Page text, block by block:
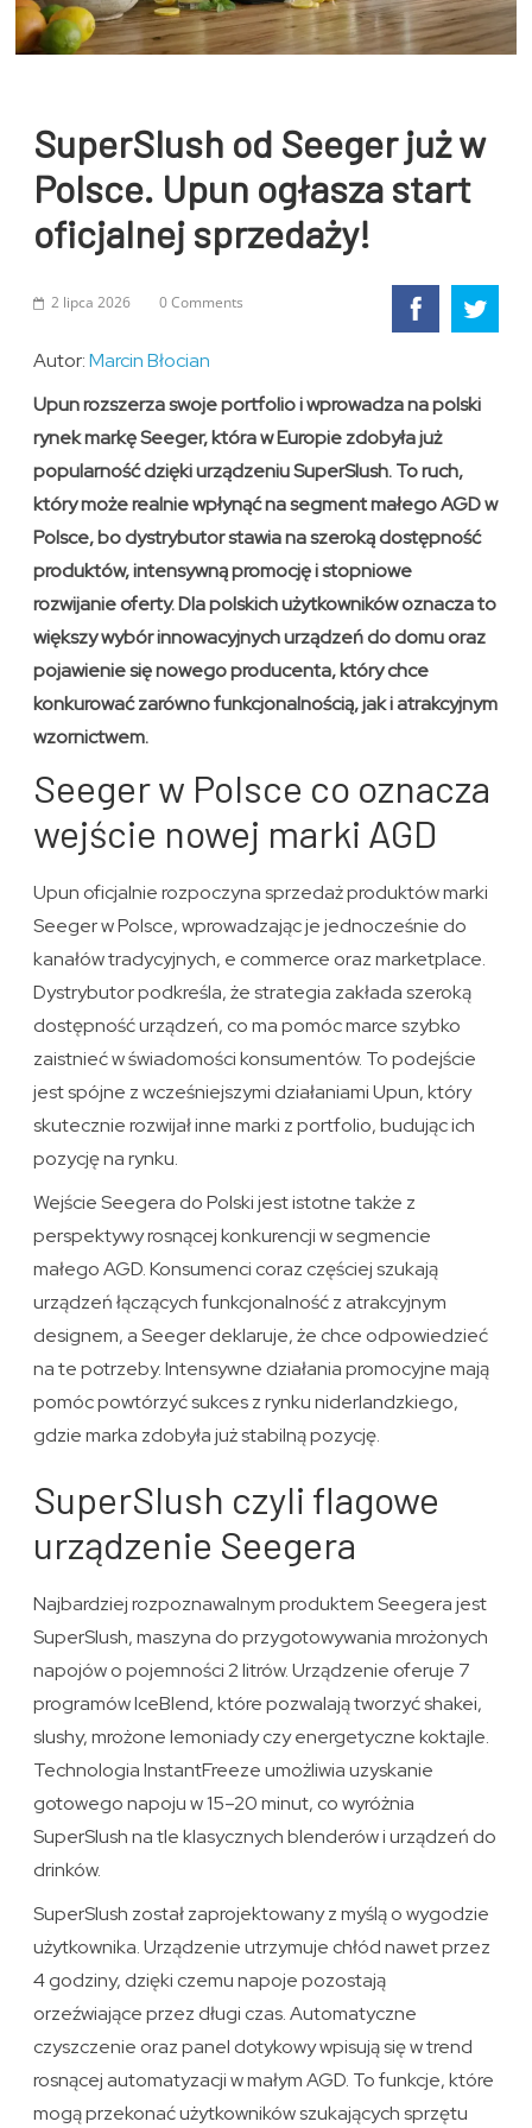
SuperSlush od Seeger już w
Polsce. Upun ogłasza start
oficjalnej sprzedaży!
2 lipca 2026 0 Comments
Autor:Marcin Błocian
Upun rozszerza swoje portfolio i wprowadza na polski
rynek markę Seeger, która w Europie zdobyła już
popularność dzięki urządzeniu SuperSlush. To ruch,
który może realnie wpłynąć na segment małego AGD w
Polsce, bo dystrybutor stawia na szeroką dostępność
produktów, intensywną promocję i stopniowe
rozwijanie oferty. Dla polskich użytkowników oznacza to
większy wybór innowacyjnych urządzeń do domu oraz
pojawienie się nowego producenta, który chce
konkurować zarówno funkcjonalnością, jak i atrakcyjnym
wzornictwem.
Seeger w Polsce co oznacza
wejście nowej marki AGD
Upun oficjalnie rozpoczyna sprzedaż produktów marki
Seeger w Polsce, wprowadzając je jednocześnie do
kanałów tradycyjnych, e commerce oraz marketplace.
Dystrybutor podkreśla, że strategia zakłada szeroką
dostępność urządzeń, co ma pomóc marce szybko
zaistnieć w świadomości konsumentów. To podejście
jest spójne z wcześniejszymi działaniami Upun, który
skutecznie rozwijał inne marki z portfolio, budując ich
pozycję na rynku.
Wejście Seegera do Polski jest istotne także z
perspektywy rosnącej konkurencji w segmencie
małego AGD. Konsumenci coraz częściej szukają
urządzeń łączących funkcjonalność z atrakcyjnym
designem, a Seeger deklaruje, że chce odpowiedzieć
na te potrzeby. Intensywne działania promocyjne mają
pomóc powtórzyć sukces z rynku niderlandzkiego,
gdzie marka zdobyła już stabilną pozycję.
SuperSlush czyli flagowe
urządzenie Seegera
Najbardziej rozpoznawalnym produktem Seegera jest
SuperSlush, maszyna do przygotowywania mrożonych
napojów o pojemności 2 litrów. Urządzenie oferuje 7
programów IceBlend, które pozwalają tworzyć shakei,
slushy, mrożone lemoniady czy energetyczne koktajle.
Technologia InstantFreeze umożliwia uzyskanie
gotowego napoju w 15–20 minut, co wyróżnia
SuperSlush na tle klasycznych blenderów i urządzeń do
drinków.
SuperSlush został zaprojektowany z myślą o wygodzie
użytkownika. Urządzenie utrzymuje chłód nawet przez
4 godziny, dzięki czemu napoje pozostają
orzeźwiające przez długi czas. Automatyczne
czyszczenie oraz panel dotykowy wpisują się w trend
rosnącej automatyzacji w małym AGD. To funkcje, które
mogą przekonać użytkowników szukających sprzętu